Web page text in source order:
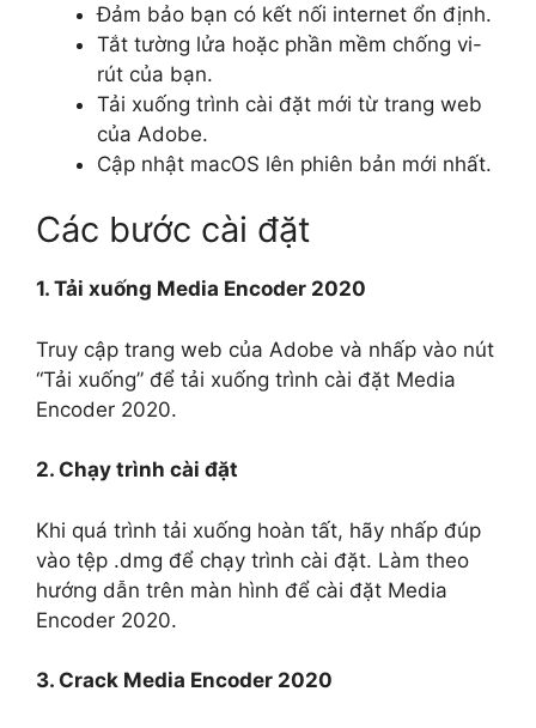
Đảm bảo bạn có kết nối internet ổn định.
Tắt tường lửa hoặc phần mềm chống vi-
rút của bạn.
Tải xuống trình cài đặt mới từ trang web
của Adobe.
Cập nhật macOS lên phiên bản mới nhất.
Các bước cài đặt
1. Tải xuống Media Encoder 2020
Truy cập trang web của Adobe và nhấp vào nút
“Tải xuống” để tải xuống trình cài đặt Media
Encoder 2020.
2. Chạy trình cài đặt
Khi quá trình tải xuống hoàn tất, hãy nhấp đúp
vào tệp .dmg để chạy trình cài đặt. Làm theo
hướng dẫn trên màn hình để cài đặt Media
Encoder 2020.
3. Crack Media Encoder 2020